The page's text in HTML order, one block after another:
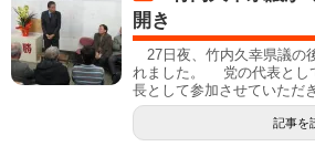
開き
27日夜、竹内久幸県議の
れました。 党の代表とし
長として参加させていただ
記事を